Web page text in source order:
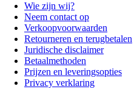
Wie zijn wij?
Neem contact op
Verkoopvoorwaarden
Retourneren en terugbetalen
Juridische disclaimer
Betaalmethoden
Prijzen en leveringsopties
Privacy verklaring